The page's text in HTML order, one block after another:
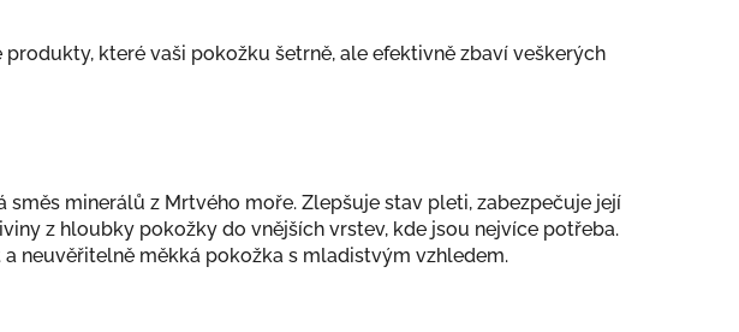
které vaši pokožku šetrně, ale efektivně zbaví veškerých
minerálů z Mrtvého moře. Zlepšuje stav pleti, zabezpečuje její
z hloubky pokožky do vnějších vrstev, kde jsou nejvíce potřeba.
neuvěřitelně měkká pokožka s mladistvým vzhledem.